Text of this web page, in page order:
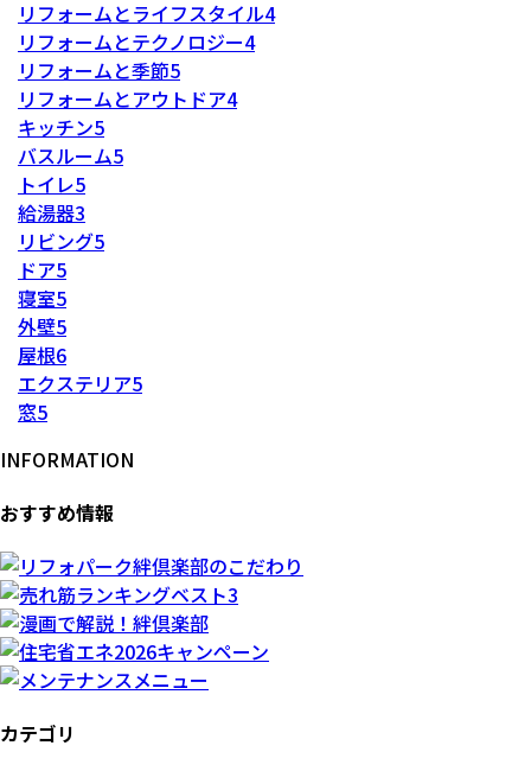
リフォームとライフスタイル4
リフォームとテクノロジー4
リフォームと季節5
リフォームとアウトドア4
キッチン5
バスルーム5
トイレ5
給湯器3
リビング5
ドア5
寝室5
外壁5
屋根6
エクステリア5
窓5
INFORMATION
おすすめ情報
カテゴリ